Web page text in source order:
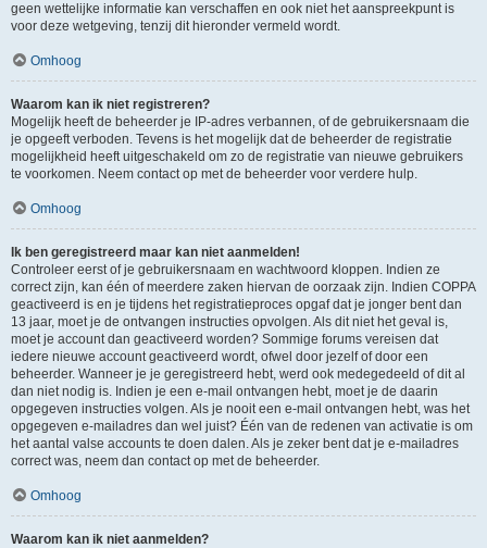
geen wettelijke informatie kan verschaffen en ook niet het aanspreekpunt is
voor deze wetgeving, tenzij dit hieronder vermeld wordt.
Omhoog
Waarom kan ik niet registreren?
Mogelijk heeft de beheerder je IP-adres verbannen, of de gebruikersnaam die
je opgeeft verboden. Tevens is het mogelijk dat de beheerder de registratie
mogelijkheid heeft uitgeschakeld om zo de registratie van nieuwe gebruikers
te voorkomen. Neem contact op met de beheerder voor verdere hulp.
Omhoog
Ik ben geregistreerd maar kan niet aanmelden!
Controleer eerst of je gebruikersnaam en wachtwoord kloppen. Indien ze
correct zijn, kan één of meerdere zaken hiervan de oorzaak zijn. Indien COPPA
geactiveerd is en je tijdens het registratieproces opgaf dat je jonger bent dan
13 jaar, moet je de ontvangen instructies opvolgen. Als dit niet het geval is,
moet je account dan geactiveerd worden? Sommige forums vereisen dat
iedere nieuwe account geactiveerd wordt, ofwel door jezelf of door een
beheerder. Wanneer je je geregistreerd hebt, werd ook medegedeeld of dit al
dan niet nodig is. Indien je een e-mail ontvangen hebt, moet je de daarin
opgegeven instructies volgen. Als je nooit een e-mail ontvangen hebt, was het
opgegeven e-mailadres dan wel juist? Één van de redenen van activatie is om
het aantal valse accounts te doen dalen. Als je zeker bent dat je e-mailadres
correct was, neem dan contact op met de beheerder.
Omhoog
Waarom kan ik niet aanmelden?